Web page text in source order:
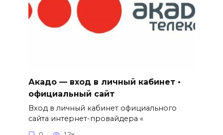
Акадо — вход в личный кабинет •
официальный сайт
Вход в личный кабинет официального
сайта интернет-провайдера «